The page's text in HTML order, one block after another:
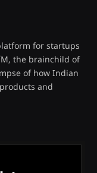
for startups
the brainchild of
of how Indian
and